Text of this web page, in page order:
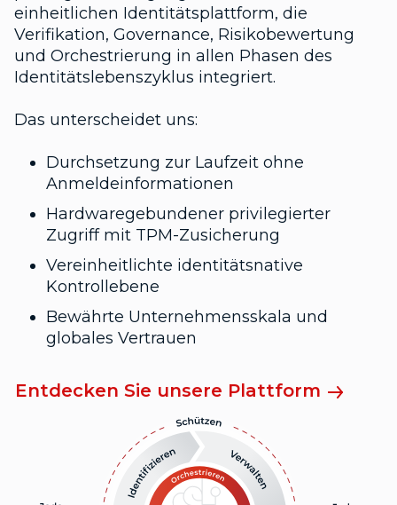
einheitlichen Identitätsplattform, die
Verifikation, Governance, Risikobewertung
und Orchestrierung in allen Phasen des
Identitätslebenszyklus integriert.
Das unterscheidet uns:
Durchsetzung zur Laufzeit ohne
Anmeldeinformationen
Hardwaregebundener privilegierter
Zugriff mit TPM-Zusicherung
Vereinheitlichte identitätsnative
Kontrollebene
Bewährte Unternehmensskala und
globales Vertrauen
Entdecken Sie unsere Plattform